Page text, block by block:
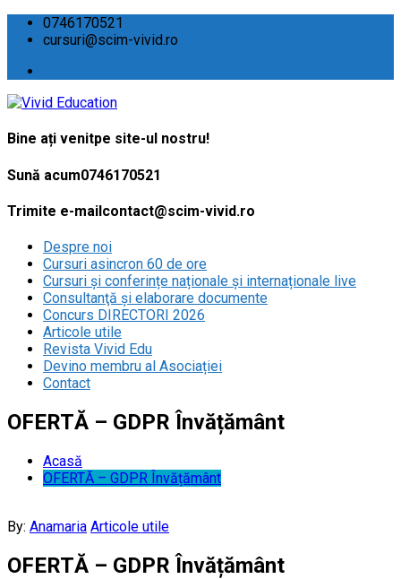
0746170521
cursuri@scim-vivid.ro
Bine ați venitpe site-ul nostru!
Sună acum0746170521
Trimite e-mailcontact@scim-vivid.ro
Despre noi
Cursuri asincron 60 de ore
Cursuri și conferințe naționale și internaționale live
Consultanţă și elaborare documente
Concurs DIRECTORI 2026
Articole utile
Revista Vivid Edu
Devino membru al Asociației
Contact
OFERTĂ – GDPR Învățământ
Acasă
OFERTĂ – GDPR Învățământ
By: Anamaria Articole utile
OFERTĂ – GDPR Învățământ